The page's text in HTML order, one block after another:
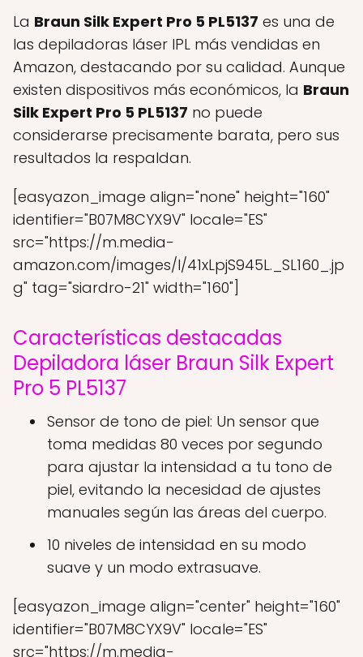
La Braun Silk Expert Pro 5 PL5137 es una de
las depiladoras láser IPL más vendidas en
Amazon, destacando por su calidad. Aunque
existen dispositivos más económicos, la Braun
Silk Expert Pro 5 PL5137 no puede
considerarse precisamente barata, pero sus
resultados la respaldan.
[easyazon_image align="none" height="160"
identifier="B07M8CYX9V" locale="ES"
src="https://m.media-
amazon.com/images/I/41xLpjS945L._SL160_.jp
g" tag="siardro-21" width="160"]
Características destacadas
Depiladora láser Braun Silk Expert
Pro 5 PL5137
Sensor de tono de piel: Un sensor que
toma medidas 80 veces por segundo
para ajustar la intensidad a tu tono de
piel, evitando la necesidad de ajustes
manuales según las áreas del cuerpo.
10 niveles de intensidad en su modo
suave y un modo extrasuave.
[easyazon_image align="center" height="160"
identifier="B07M8CYX9V" locale="ES"
src="https://m.media-